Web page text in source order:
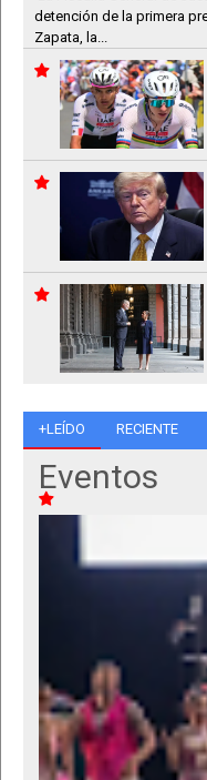
detención de la primera
Zapata, la...
+LEÍDO RECIENTE
Eventos